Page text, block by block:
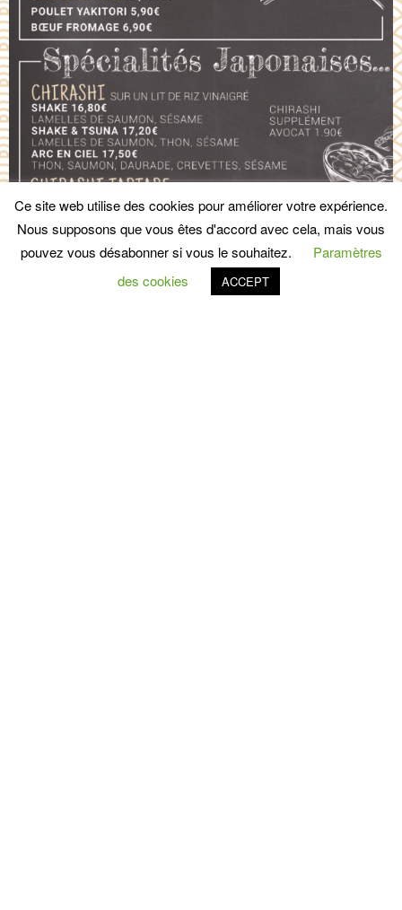
Ce site web utilise des cookies pour améliorer votre expérience.
Nous supposons que vous êtes d'accord avec cela, mais vous
pouvez vous désabonner si vous le souhaitez.
Paramètres
des cookies
ACCEPT